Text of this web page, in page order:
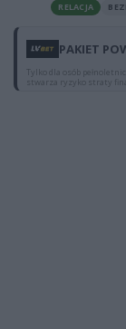
RELACJA
PAKIET
Tylko dla osób
stwarza ryzyko straty